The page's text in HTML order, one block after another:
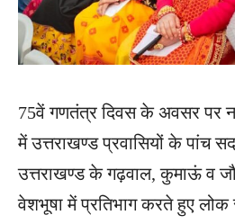
75वें गणतंत्र दिवस के अवसर पर
में उत्तराखण्ड प्रवासियों के पांच
उत्तराखण्ड के गढ़वाल, कुमाऊं व
वेशभूषा में प्रतिभाग करते हुए लोक